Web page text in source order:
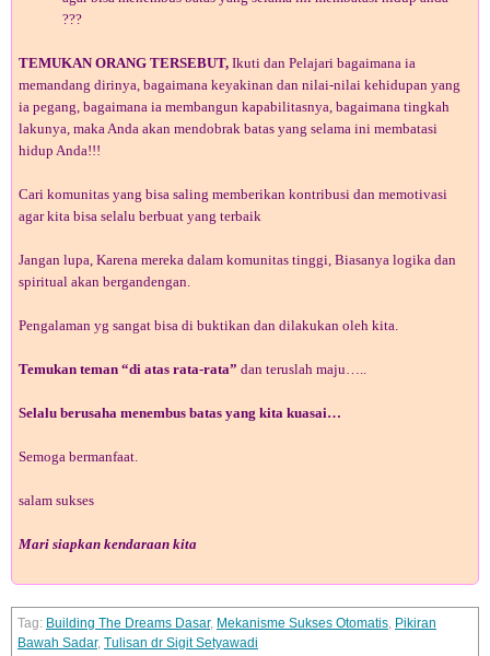
???
TEMUKAN ORANG TERSEBUT, Ikuti dan Pelajari bagaimana ia
memandang dirinya, bagaimana keyakinan dan nilai-nilai kehidupan yang
ia pegang, bagaimana ia membangun kapabilitasnya, bagaimana tingkah
lakunya, maka Anda akan mendobrak batas yang selama ini membatasi
hidup Anda!!!
Cari komunitas yang bisa saling memberikan kontribusi dan memotivasi
agar kita bisa selalu berbuat yang terbaik
Jangan lupa, Karena mereka dalam komunitas tinggi, Biasanya logika dan
spiritual akan bergandengan.
Pengalaman yg sangat bisa di buktikan dan dilakukan oleh kita.
Temukan teman “di atas rata-rata” dan teruslah maju…..
Selalu berusaha menembus batas yang kita kuasai…
Semoga bermanfaat.
salam sukses
Mari siapkan kendaraan kita
Building The Dreams Dasar, Mekanisme Sukses Otomatis, Pikiran
Bawah Sadar, Tulisan dr Sigit Setyawadi